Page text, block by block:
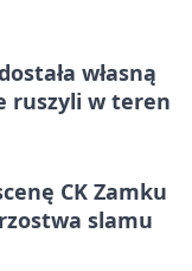
własną
ruszyli w teren
CK Zamku
slamu